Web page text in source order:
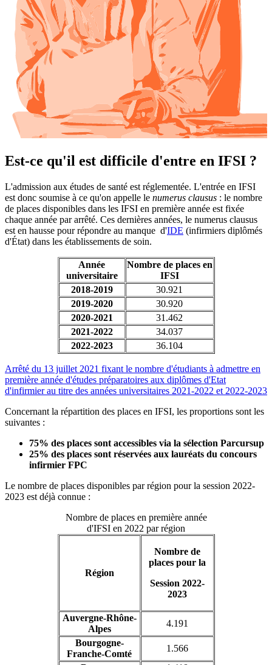
Est-ce qu'il est difficile d'entre en IFSI ?
L'admission aux études de santé est réglementée. L'entrée en IFSI
est donc soumise à ce qu'on appelle le numerus clausus : le nombre
de places disponibles dans les IFSI en première année est fixée
chaque année par arrêté. Ces dernières années, le numerus clausus
est en hausse pour répondre au manque d'IDE (infirmiers diplômés
d'État) dans les établissements de soin.
Année
universitaire
Nombre de places en
IFSI
2018-2019
30.921
2019-2020
30.920
2020-2021
31.462
2021-2022
34.037
2022-2023
36.104
Arrêté du 13 juillet 2021 fixant le nombre d'étudiants à admettre en
première année d'études préparatoires aux diplômes d'Etat
d'infirmier au titre des années universitaires 2021-2022 et 2022-2023
Concernant la répartition des places en IFSI, les proportions sont les
suivantes :
75% des places sont accessibles via la sélection Parcursup
25% des places sont réservées aux lauréats du concours
infirmier FPC
Le nombre de places disponibles par région pour la session 2022-
2023 est déjà connue :
Nombre de places en première année
d'IFSI en 2022 par région
Région
Nombre de
places pour la
Session 2022-
2023
Auvergne-Rhône-
Alpes
4.191
Bourgogne-
Franche-Comté
1.566